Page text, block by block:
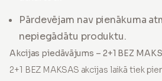
Pārdevējam nav pienākuma
nepiegādātu produktu.
Akcijas piedāvājums – 2+1 BEZ
2+1 BEZ MAKSAS akcijas laikā tiek